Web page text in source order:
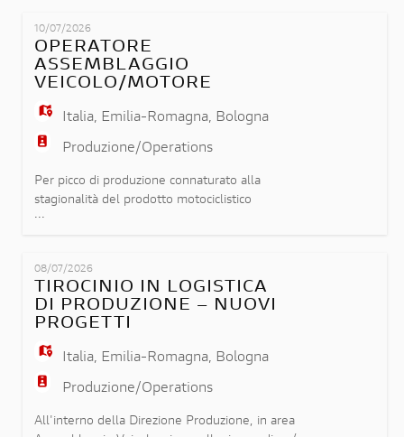
promozione della vendita della collezione Ducati
Apparel; - Assistenza ai clienti nella scelta dei
prodotti, garante
10/07/2026
OPERATORE
ASSEMBLAGGIO
VEICOLO/MOTORE
Italia, Emilia-Romagna, Bologna
Produzione/Operations
Per picco di produzione connaturato alla
stagionalità del prodotto motociclistico
ricerchiamo operatori meccanici in linea di
linea di montaggio. Requisiti: - Pregressa
esperienza in catena di montaggio anche di breve
durata - Conoscenza tecnica e pr
...
08/07/2026
TIROCINIO IN LOGISTICA
DI PRODUZIONE – NUOVI
PROGETTI
Italia, Emilia-Romagna, Bologna
Produzione/Operations
All'interno della Direzione Produzione, in area